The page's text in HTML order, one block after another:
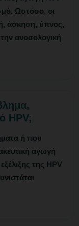
Ωστόσο, οι
άσκηση, ύπνος,
ανοσολογική
HPV;
ή που
αγωγή
της HPV